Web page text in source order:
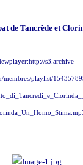
de Tancrède et
s3.archive-
membres/playlist/